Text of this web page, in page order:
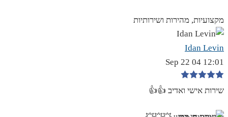
מקצועיות, מהירות ושירותיות
Idan Levin
12:01 04 Sep 22
שירות אישי ואדיב 👍👍